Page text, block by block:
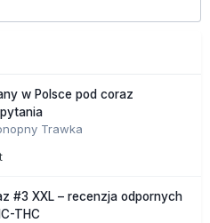
w Polsce pod coraz
Trawka
#3 XXL – recenzja odpornych
THC